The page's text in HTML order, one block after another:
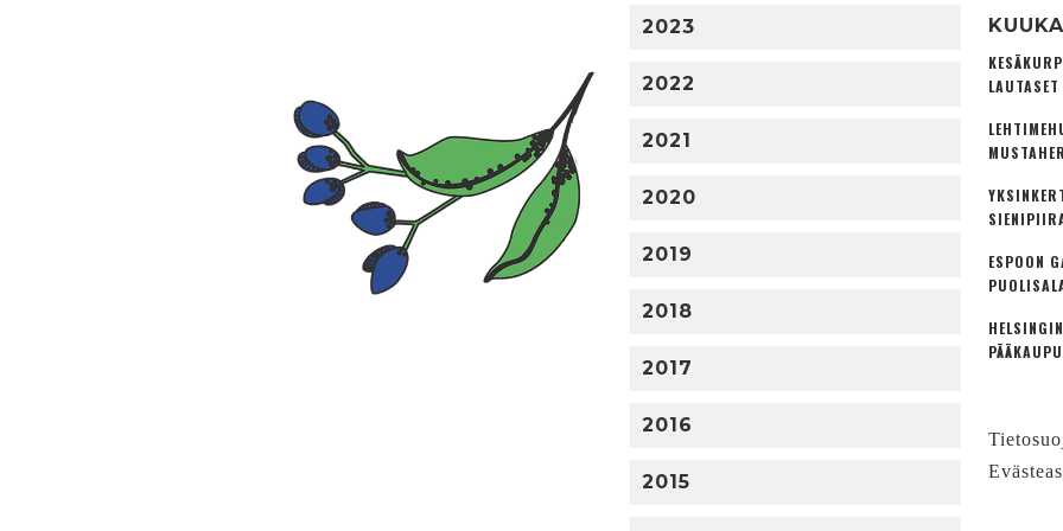
2023
2022
2021
2020
2019
2018
2017
2016
2015
ESPOON